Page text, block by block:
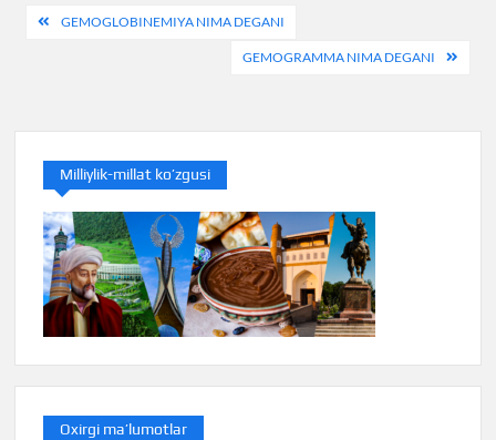
Навигация
GEMOGLOBINEMIYA NIMA DEGANI
GEMOGRAMMA NIMA DEGANI
Milliylik-millat ko’zgusi
Oxirgi ma’lumotlar